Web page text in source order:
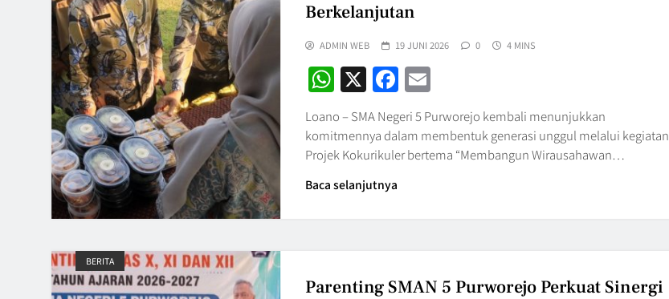
Berkelanjutan
ADMIN WEB 19 JUNI 2026 0 4 MINS
WhatsApp
X Facebook
Email
Loano – SMA Negeri 5 Purworejo kembali menunjukkan
komitmennya dalam membentuk generasi unggul melalui kegiatan
Projek Kokurikuler bertema “Membangun Wirausahawan…
Baca selanjutnya
BERITA
Parenting SMAN 5 Purworejo Perkuat Sinergi